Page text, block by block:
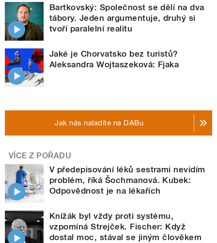
Bartkovský: Společnost se dělí na dva
tábory. Jeden argumentuje, druhý si
tvoří paralelní realitu
Jaké je Chorvatsko bez turistů?
Aleksandra Wojtaszeková: Fjaka
Jak nás naladíte na DABu
VÍCE Z POŘADU
V předepisování léků sestrami nevidím
problém, říká Šochmanová. Kubek:
Odpovědnost je na lékařích
Knížák byl vždy proti systému,
vzpomíná Strejček. Fischer: Když
dostal moc, stával se jiným člověkem